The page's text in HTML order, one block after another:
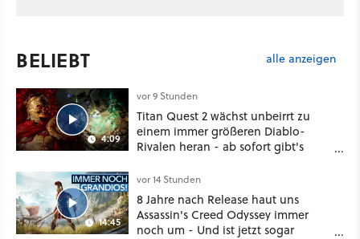
BELIEBT alle anzeigen
4:09
vor 9 Stunden
Titan Quest 2 wächst unbeirrt zu
einem immer größeren Diablo-
Rivalen heran - ab sofort gibt's
Klasse
14:45
vor 14 Stunden
8 Jahre nach Release haut uns
Assassin's Creed Odyssey immer
noch um - Und ist jetzt sogar